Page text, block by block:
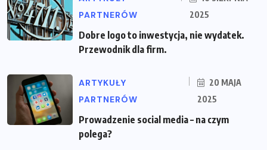
PARTNERÓW
2025
Dobre logo to inwestycja, nie wydatek.
Przewodnik dla firm.
ARTYKUŁY
PARTNERÓW
20 MAJA
2025
Prowadzenie social media – na czym
polega?